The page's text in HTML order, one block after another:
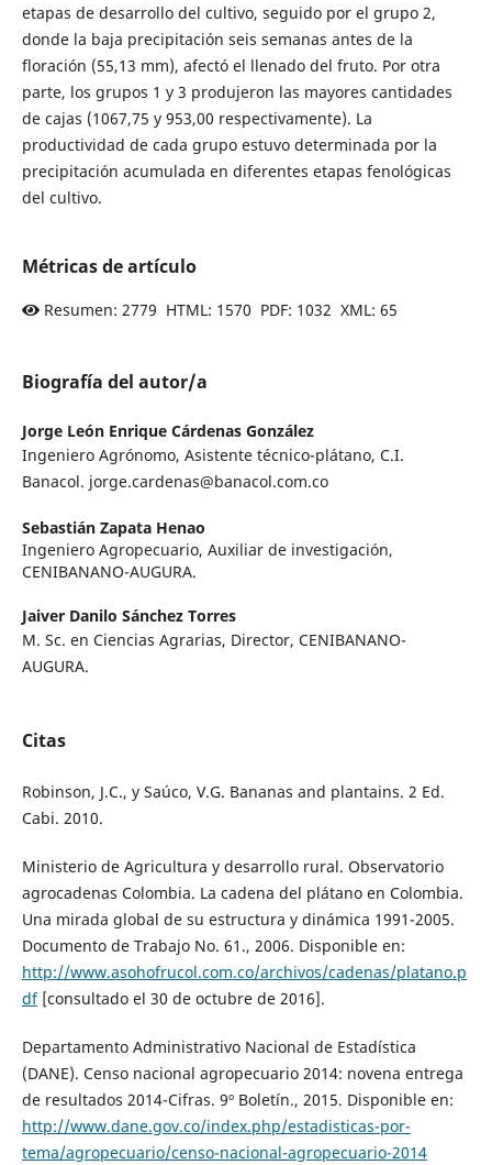
etapas de desarrollo del cultivo, seguido por el grupo 2,
donde la baja precipitación seis semanas antes de la
floración (55,13 mm), afectó el llenado del fruto. Por otra
parte, los grupos 1 y 3 produjeron las mayores cantidades
de cajas (1067,75 y 953,00 respectivamente). La
productividad de cada grupo estuvo determinada por la
precipitación acumulada en diferentes etapas fenológicas
del cultivo.
Métricas de artículo
Resumen: 2779 HTML: 1570 PDF: 1032 XML: 65
Biografía del autor/a
Jorge León Enrique Cárdenas González
Ingeniero Agrónomo, Asistente técnico-plátano, C.I.
Banacol. jorge.cardenas@banacol.com.co
Sebastián Zapata Henao
Ingeniero Agropecuario, Auxiliar de investigación,
CENIBANANO-AUGURA.
Jaiver Danilo Sánchez Torres
M. Sc. en Ciencias Agrarias, Director, CENIBANANO-
AUGURA.
Citas
Robinson, J.C., y Saúco, V.G. Bananas and plantains. 2 Ed.
Cabi. 2010.
Ministerio de Agricultura y desarrollo rural. Observatorio
agrocadenas Colombia. La cadena del plátano en Colombia.
Una mirada global de su estructura y dinámica 1991-2005.
Documento de Trabajo No. 61., 2006. Disponible en:
http://www.asohofrucol.com.co/archivos/cadenas/platano.p
df[consultado el 30 de octubre de 2016].
Departamento Administrativo Nacional de Estadística
(DANE). Censo nacional agropecuario 2014: novena entrega
de resultados 2014-Cifras. 9º Boletín., 2015. Disponible en:
http://www.dane.gov.co/index.php/estadisticas-por-
tema/agropecuario/censo-nacional-agropecuario-2014